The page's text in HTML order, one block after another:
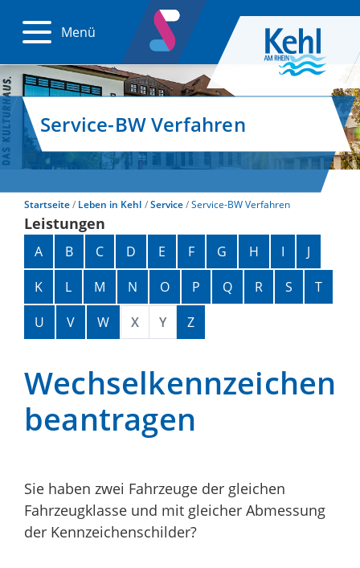
Menü
Service-BW Verfahren
Startseite Leben in Kehl Service Service-BW Verfahren
Leistungen
Alphabetisches Register überspringen
A B C D E F G H I
J
K
L M N O P Q R S
T
U
V W X Y Z
Wechselkennzeichen
beantragen
Sie haben zwei Fahrzeuge der gleichen
Fahrzeugklasse und mit gleicher Abmessung
der Kennzeichenschilder?